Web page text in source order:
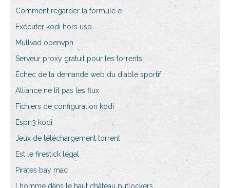
Comment regarder la formule e
Exécuter kodi hors usb
Mullvad openvpn
Serveur proxy gratuit pour les torrents
Échec de la demande web du diable sportif
Alliance ne lit pas les flux
Fichiers de configuration kodi
Espn3 kodi
Jeux de téléchargement torrent
Est le firestick légal
Pirates bay mac
Lhomme dans le haut château putlockers